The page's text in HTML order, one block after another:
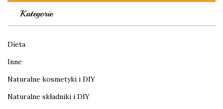
Kategorie
Dieta
Inne
Naturalne kosmetyki i DIY
Naturalne składniki i DIY